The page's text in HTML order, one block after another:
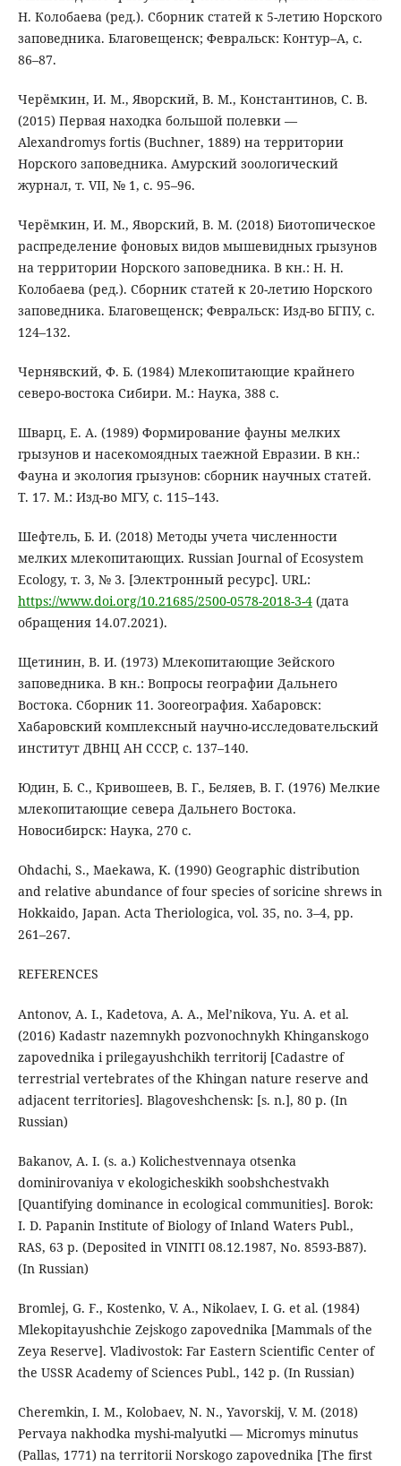
Н. Колобаева (ред.). Сборник статей к 5-летию Норского
заповедника. Благовещенск; Февральск: Контур–А, с.
86–87.
Черёмкин, И. М., Яворский, В. М., Константинов, С. В.
(2015) Первая находка большой полевки —
Alexandromys fortis (Buchner, 1889) на территории
Норского заповедника. Амурский зоологический
журнал, т. VII, № 1, с. 95–96.
Черёмкин, И. М., Яворский, В. М. (2018) Биотопическое
распределение фоновых видов мышевидных грызунов
на территории Норского заповедника. В кн.: Н. Н.
Колобаева (ред.). Сборник статей к 20-летию Норского
заповедника. Благовещенск; Февральск: Изд-во БГПУ, с.
124–132.
Чернявский, Ф. Б. (1984) Млекопитающие крайнего
северо-востока Сибири. М.: Наука, 388 с.
Шварц, Е. А. (1989) Формирование фауны мелких
грызунов и насекомоядных таежной Евразии. В кн.:
Фауна и экология грызунов: сборник научных статей.
Т. 17. М.: Изд-во МГУ, с. 115–143.
Шефтель, Б. И. (2018) Методы учета численности
мелких млекопитающих. Russian Journal of Ecosystem
Ecology, т. 3, № 3. [Электронный ресурс]. URL:
https://www.doi.org/10.21685/2500-0578-2018-3-4(дата
обращения 14.07.2021).
Щетинин, В. И. (1973) Млекопитающие Зейского
заповедника. В кн.: Вопросы географии Дальнего
Востока. Сборник 11. Зоогеография. Хабаровск:
Хабаровский комплексный научно-исследовательский
институт ДВНЦ АН СССР, с. 137–140.
Юдин, Б. С., Кривошеев, В. Г., Беляев, В. Г. (1976) Мелкие
млекопитающие севера Дальнего Востока.
Новосибирск: Наука, 270 с.
Ohdachi, S., Maekawa, K. (1990) Geographic distribution
and relative abundance of four species of soricine shrews in
Hokkaido, Japan. Acta Theriologica, vol. 35, no. 3–4, pp.
261–267.
REFERENCES
Antonov, A. I., Kadetova, A. A., Mel’nikova, Yu. A. et al.
(2016) Kadastr nazemnykh pozvonochnykh Khinganskogo
zapovednika i prilegayushchikh territorij [Cadastre of
terrestrial vertebrates of the Khingan nature reserve and
adjacent territories]. Blagoveshchensk: [s. n.], 80 p. (In
Russian)
Bakanov, A. I. (s. a.) Kolichestvennaya otsenka
dominirovaniya v ekologicheskikh soobshchestvakh
[Quantifying dominance in ecological communities]. Borok:
I. D. Papanin Institute of Biology of Inland Waters Publ.,
RAS, 63 p. (Deposited in VINITI 08.12.1987, No. 8593-B87).
(In Russian)
Bromlej, G. F., Kostenko, V. A., Nikolaev, I. G. et al. (1984)
Mlekopitayushchie Zejskogo zapovednika [Mammals of the
Zeya Reserve]. Vladivostok: Far Eastern Scientific Center of
the USSR Academy of Sciences Publ., 142 p. (In Russian)
Cheremkin, I. M., Kolobaev, N. N., Yavorskij, V. M. (2018)
Pervaya nakhodka myshi-malyutki — Micromys minutus
(Pallas, 1771) na territorii Norskogo zapovednika [The first